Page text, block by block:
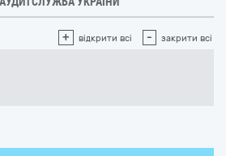
+ відкрити всі - закрити всі